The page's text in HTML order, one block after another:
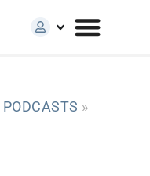
PODCASTS »